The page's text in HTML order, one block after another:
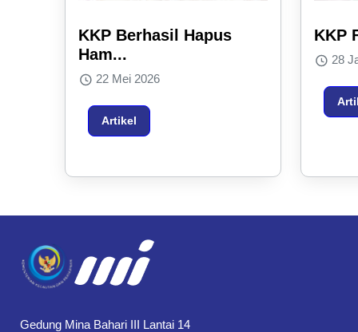
KKP Berhasil Hapus
Ham...
22 Mei 2026
Artikel
KKP
28
Gedung Mina Bahari III Lantai 14